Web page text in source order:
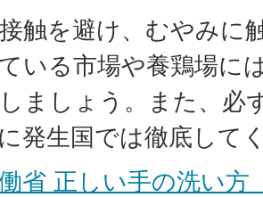
触を避け、むやみに
いる市場や養鶏場に
ましょう。また、必
発生国では徹底して
省 正しい手の洗い方